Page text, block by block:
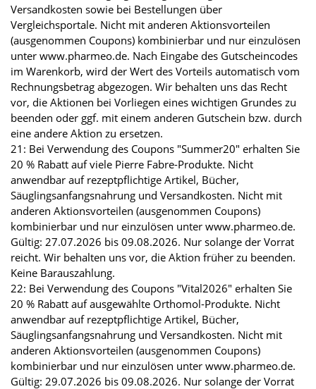
Versandkosten sowie bei Bestellungen über
Vergleichsportale. Nicht mit anderen Aktionsvorteilen
(ausgenommen Coupons) kombinierbar und nur einzulösen
unter www.pharmeo.de. Nach Eingabe des Gutscheincodes
im Warenkorb, wird der Wert des Vorteils automatisch vom
Rechnungsbetrag abgezogen. Wir behalten uns das Recht
vor, die Aktionen bei Vorliegen eines wichtigen Grundes zu
beenden oder ggf. mit einem anderen Gutschein bzw. durch
eine andere Aktion zu ersetzen.
21: Bei Verwendung des Coupons "Summer20" erhalten Sie
20 % Rabatt auf viele Pierre Fabre-Produkte. Nicht
anwendbar auf rezeptpflichtige Artikel, Bücher,
Säuglingsanfangsnahrung und Versandkosten. Nicht mit
anderen Aktionsvorteilen (ausgenommen Coupons)
kombinierbar und nur einzulösen unter www.pharmeo.de.
Gültig: 27.07.2026 bis 09.08.2026. Nur solange der Vorrat
reicht. Wir behalten uns vor, die Aktion früher zu beenden.
Keine Barauszahlung.
22: Bei Verwendung des Coupons "Vital2026" erhalten Sie
20 % Rabatt auf ausgewählte Orthomol-Produkte. Nicht
anwendbar auf rezeptpflichtige Artikel, Bücher,
Säuglingsanfangsnahrung und Versandkosten. Nicht mit
anderen Aktionsvorteilen (ausgenommen Coupons)
kombinierbar und nur einzulösen unter www.pharmeo.de.
Gültig: 29.07.2026 bis 09.08.2026. Nur solange der Vorrat